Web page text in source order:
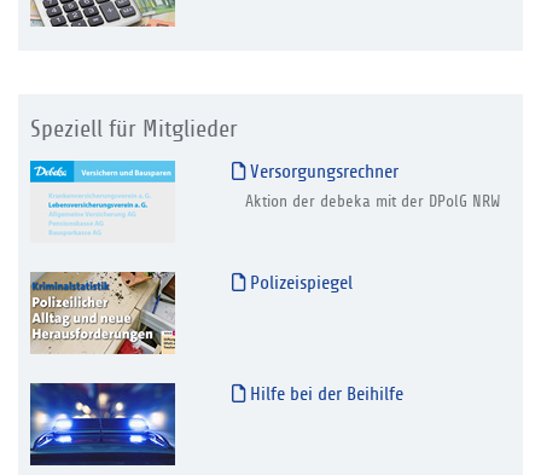
Speziell für Mitglieder
Versorgungsrechner
Aktion der debeka mit der DPolG NRW
Polizeispiegel
Hilfe bei der Beihilfe